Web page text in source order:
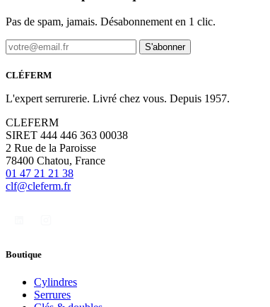
Pas de spam, jamais. Désabonnement en 1 clic.
S'abonner
CLÉFERM
L'expert serrurerie. Livré chez vous. Depuis 1957.
CLEFERM
SIRET 444 446 363 00038
2 Rue de la Paroisse
78400 Chatou, France
01 47 21 21 38
clf@cleferm.fr
Boutique
Cylindres
Serrures